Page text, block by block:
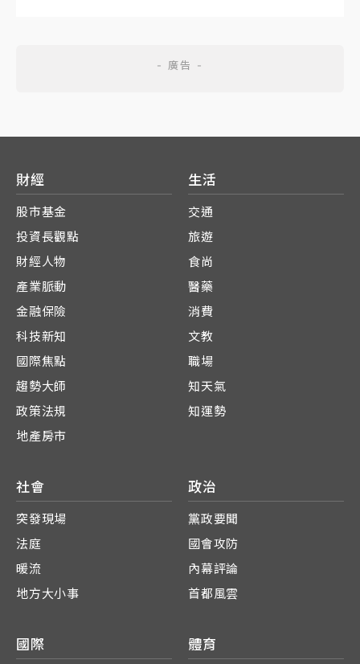
財經
股市基金
投資長觀點
財經人物
產業脈動
金融保險
科技新知
國際焦點
趨勢大師
政策法規
地產房市
生活
交通
旅遊
食尚
醫藥
消費
文教
職場
知天氣
知運勢
社會
突發現場
法庭
暖流
地方大小事
政治
黨政要聞
國會攻防
內幕評論
首都風雲
國際 體育